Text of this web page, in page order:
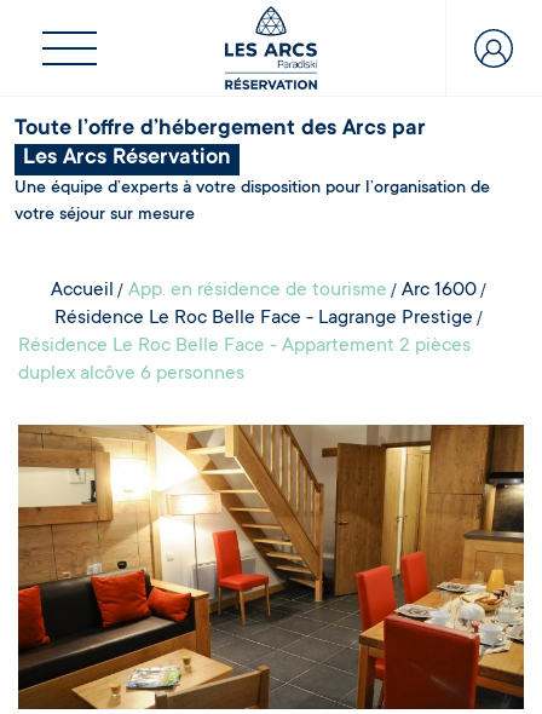
Toute l’offre d’hébergement des Arcs par
Les Arcs Réservation
Une équipe d’experts à votre disposition pour l’organisation de
votre séjour sur mesure
Accueil App. en résidence de tourisme
Arc 1600
Résidence Le Roc Belle Face - Lagrange Prestige
Résidence Le Roc Belle Face - Appartement 2 pièces
duplex alcôve 6 personnes